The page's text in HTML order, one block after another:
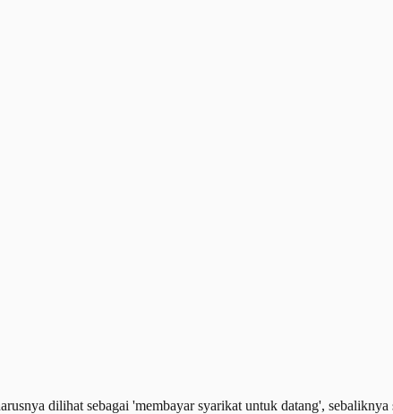
dilihat sebagai 'membayar syarikat untuk datang', sebaliknya